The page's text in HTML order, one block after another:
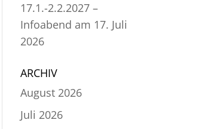
17.1.-2.2.2027 –
Infoabend am 17. Juli
2026
ARCHIV
August 2026
Juli 2026